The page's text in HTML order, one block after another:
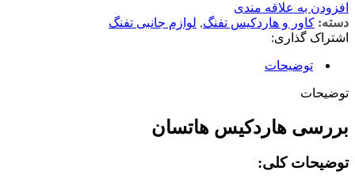
افزودن به علاقه مندی
دسته: کاور و هاردکیس تفنگ, لوازم جانبی تفنگ
اشتراک گذاری:
توضیحات
توضیحات
بررسی هاردکیس هاتسان
توضیحات کلی: